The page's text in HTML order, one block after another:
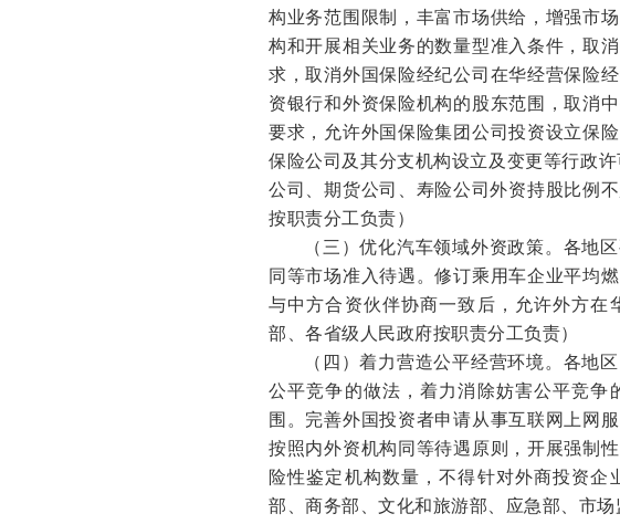
构业务范围限制，丰富市场供给，增强市
构和开展相关业务的数量型准入条件，取
求，取消外国保险经纪公司在华经营保险
资银行和外资保险机构的股东范围，取消
要求，允许外国保险集团公司投资设立保
保险公司及其分支机构设立及变更等行政
公司、期货公司、寿险公司外资持股比例不
按职责分工负责）
（三）优化汽车领域外资政策。 各地
同等市场准入待遇。修订乘用车企业平均
与中方合资伙伴协商一致后，允许外方在
部、各省级人民政府按职责分工负责）
（四）着力营造公平经营环境。 各地
公平竞争的做法，着力消除妨害公平竞
围。完善外国投资者申请从事互联网上网
按照内外资机构同等待遇原则，开展强制
险性鉴定机构数量，不得针对外商投资企
部、商务部、文化和旅游部、应急部、市